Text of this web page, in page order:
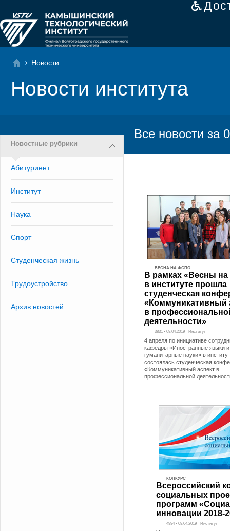
Новости
Новости института
Новостные рубрики
Абитуриент
Институт
Наука
Спорт
Студенческая жизнь
Трудоустройство
Архив новостей
Все новости за
ВЕСНА НА ФСПО
В рамках «Весны
в институте прошла
студенческая
«Коммуникативный
в
деятельности»
3831 • 09.04.2019 - Институт
4 апреля по инициативе
кафедры «Иностранные языки и
гуманитарные науки» в
состоялась студенческая
«Коммуникативный аспект в
профессиональной
КОНКУРС
Всероссийский
социальных
программ
инновации 2018-
4994 • 09.04.2019 - Институт